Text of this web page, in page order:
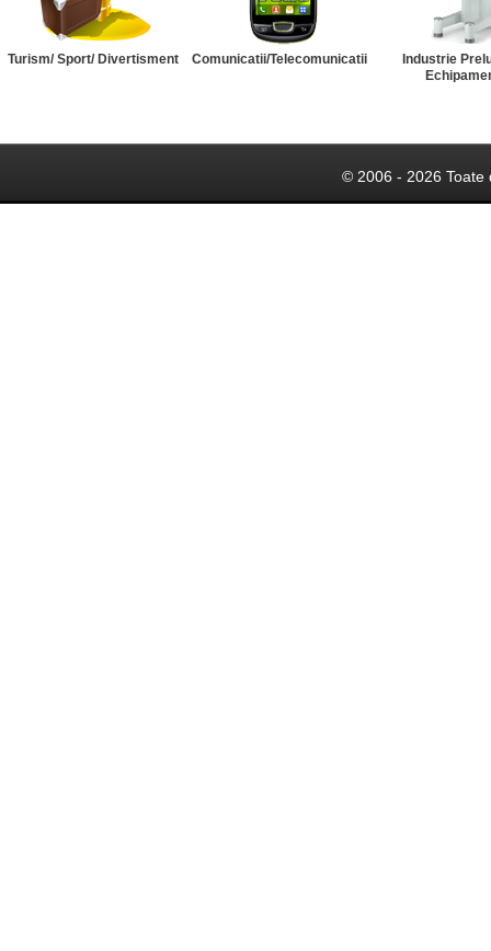
Turism/ Sport/ Divertisment Comunicatii/Telecomunicatii
Industrie
© 2006 - 2026